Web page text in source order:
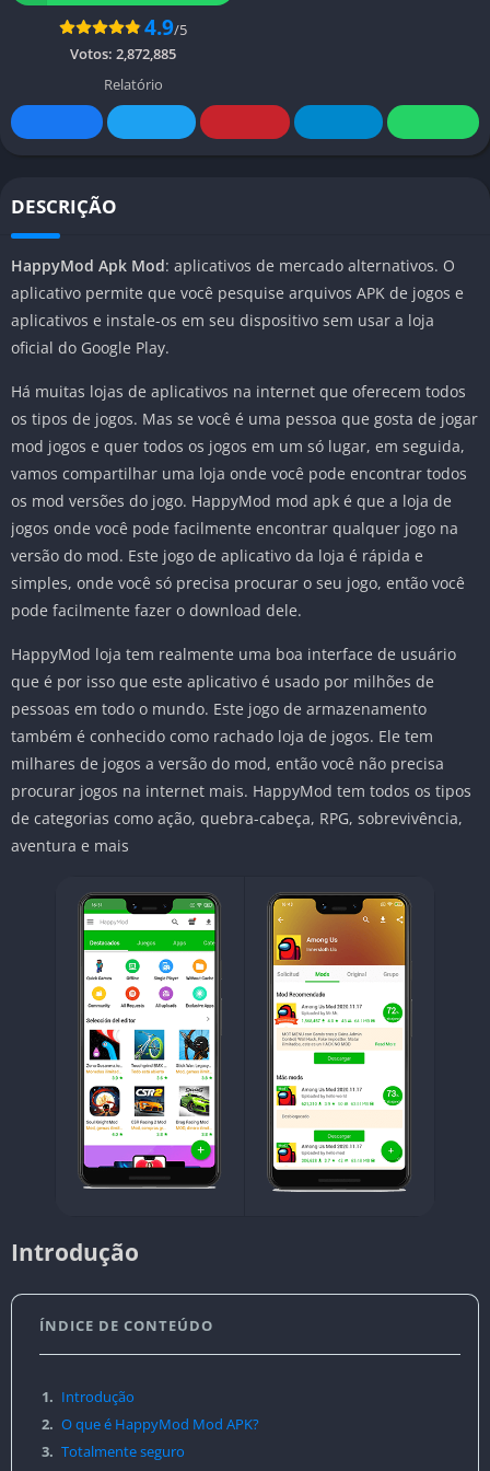
4.9/5
Votos: 2,872,885
Relatório
DESCRIÇÃO
HappyMod Apk Mod: aplicativos de mercado alternativos. O
aplicativo permite que você pesquise arquivos APK de jogos e
aplicativos e instale-os em seu dispositivo sem usar a loja
oficial do Google Play.
Há muitas lojas de aplicativos na internet que oferecem todos
os tipos de jogos. Mas se você é uma pessoa que gosta de jogar
mod jogos e quer todos os jogos em um só lugar, em seguida,
vamos compartilhar uma loja onde você pode encontrar todos
os mod versões do jogo. HappyMod mod apk é que a loja de
jogos onde você pode facilmente encontrar qualquer jogo na
versão do mod. Este jogo de aplicativo da loja é rápida e
simples, onde você só precisa procurar o seu jogo, então você
pode facilmente fazer o download dele.
HappyMod loja tem realmente uma boa interface de usuário
que é por isso que este aplicativo é usado por milhões de
pessoas em todo o mundo. Este jogo de armazenamento
também é conhecido como rachado loja de jogos. Ele tem
milhares de jogos a versão do mod, então você não precisa
procurar jogos na internet mais. HappyMod tem todos os tipos
de categorias como ação, quebra-cabeça, RPG, sobrevivência,
aventura e mais
Introdução
ÍNDICE DE CONTEÚDO
1. Introdução
2. O que é HappyMod Mod APK?
3. Totalmente seguro